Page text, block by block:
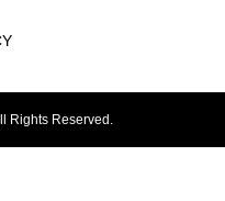
Rights Reserved.